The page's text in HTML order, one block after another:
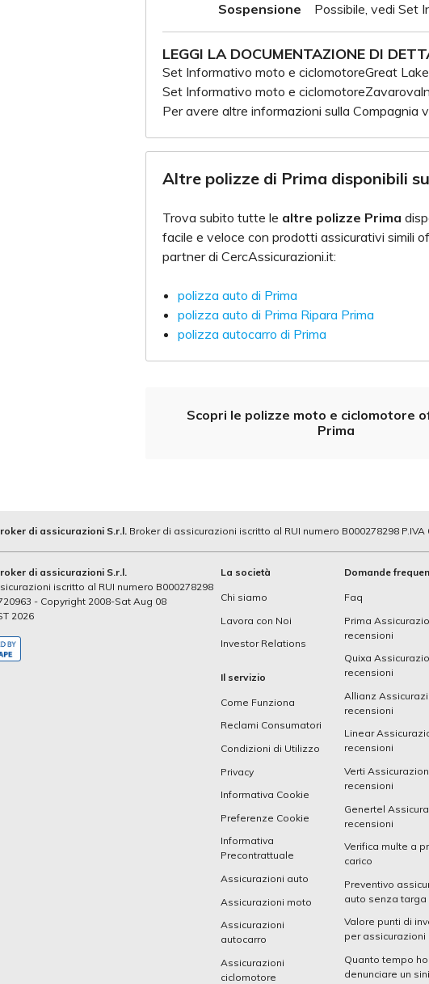
Sospensione
Possibile, vedi Set
LEGGI LA DOCUMENTAZIONE DI
Set Informativo moto e ciclomotoreGreat
Set Informativo moto e
Per avere altre informazioni sulla Compagnia
Altre polizze di Prima disponibili
Trova subito tutte le altre polizze Prima
facile e veloce con prodotti assicurativi simili
partner di CercAssicurazioni.it:
polizza auto di Prima
polizza auto di Prima Ripara Prima
polizza autocarro di Prima
Scopri le polizze moto e ciclomotore
Prima
di assicurazioni S.r.l. Broker di assicurazioni iscritto al RUI numero B000278298
La società
Chi siamo
Lavora con Noi
Investor Relations
Il servizio
Come Funziona
Reclami Consumatori
Condizioni di Utilizzo
Privacy
Informativa Cookie
Preferenze Cookie
Informativa
Precontrattuale
Assicurazioni auto
Assicurazioni moto
Assicurazioni
autocarro
Assicurazioni
ciclomotore
Domande
Faq
Prima
recensioni
Quixa
recensioni
Allianz
recensioni
Linear
recensioni
Verti
recensioni
Genertel
recensioni
Verifica multe a
carico
Preventivo
auto senza targa
Valore punti di
per assicurazioni
Quanto tempo
denunciare un
di assicurazioni S.r.l.
iscritto al RUI numero B000278298
- Copyright 2008-Sat Aug 08
2026